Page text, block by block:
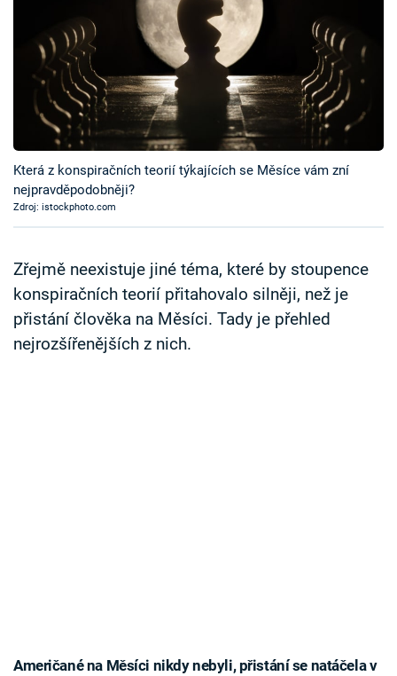
TV Program
Časopis
Sledujte prima+
Přihlášení
Sledujte nás
Která z konspiračních teorií týkajících se Měsíce vám zní
nejpravděpodobněji?
Zdroj: istockphoto.com
Zřejmě neexistuje jiné téma, které by stoupence
konspiračních teorií přitahovalo silněji, než je
přistání člověka na Měsíci. Tady je přehled
nejrozšířenějších z nich.
Američané na Měsíci nikdy nebyli, přistání se natáčela v